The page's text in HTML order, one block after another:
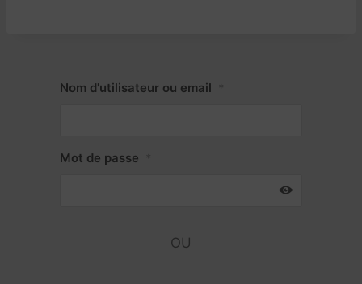
Nom d'utilisateur ou email
Mot de passe
OU